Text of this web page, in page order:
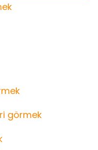
görmek